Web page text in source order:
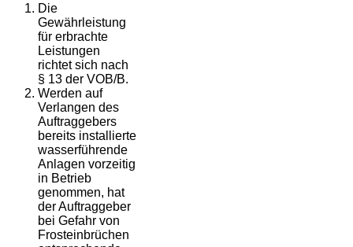
Die
Gewährleistung
für erbrachte
Leistungen
richtet sich nach
§ 13 der VOB/B.
Werden auf
Verlangen des
Auftraggebers
bereits installierte
wasserführende
Anlagen vorzeitig
in Betrieb
genommen, hat
der Auftraggeber
bei Gefahr von
Frosteinbrüchen